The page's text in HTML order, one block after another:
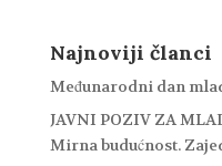
Najnoviji članci
Međunarodni dan
JAVNI POZIV ZA
Mirna budućnost.